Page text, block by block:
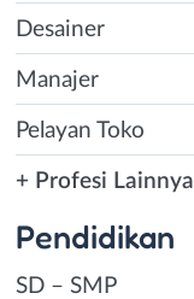
Desainer
Manajer
Pelayan Toko
+ Profesi Lainnya
Pendidikan
SD – SMP